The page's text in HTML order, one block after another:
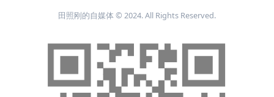
田照刚的自媒体 © 2024. All Rights Reserved.